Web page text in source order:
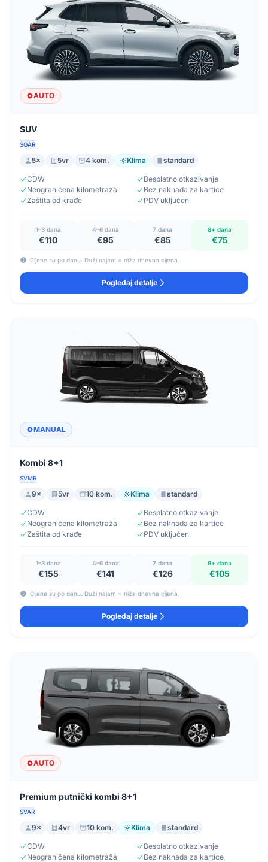
AUTO
SUV
SGAR
5× 5vr 4 kom. Klima standard
CDW
Besplatno otkazivanje
Neograničena kilometraža
Bez naknada za kartice
Zaštita od krađe
PDV uključen
1–3 dana
€110
4–6 dana
€95
7 dana
€85
8+ dana
€75
Cijene su po danu. Duži najam = niža dnevna cijena.
Pogledaj detalje
MANUAL
Kombi 8+1
SVMR
9× 5vr 10 kom. Klima standard
CDW
Besplatno otkazivanje
Neograničena kilometraža
Bez naknada za kartice
Zaštita od krađe
PDV uključen
1–3 dana
€155
4–6 dana
€141
7 dana
€126
8+ dana
€105
Cijene su po danu. Duži najam = niža dnevna cijena.
Pogledaj detalje
AUTO
Premium putnički kombi 8+1
SVAR
9× 4vr 10 kom. Klima standard
CDW
Besplatno otkazivanje
Neograničena kilometraža
Bez naknada za kartice